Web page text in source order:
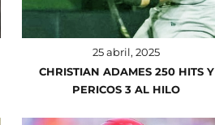
25 abril, 2025
CHRISTIAN ADAMES 250 HITS Y
PERICOS 3 AL HILO